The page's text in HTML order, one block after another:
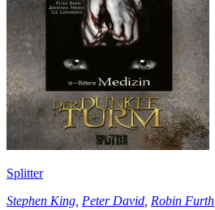
Splitter
Stephen King Peter David Robin Furth